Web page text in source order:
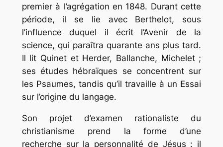
premier à l’agrégation en 1848. Durant cette
période, il se lie avec Berthelot, sous
l’influence duquel il écrit l’Avenir de la
science, qui paraîtra quarante ans plus tard.
Il lit Quinet et Herder, Ballanche, Michelet ;
ses études hébraïques se concentrent sur
les Psaumes, tandis qu’il travaille à un Essai
sur l’origine du langage.
Son projet d’examen rationaliste du
christianisme prend la forme d’une
recherche sur la personnalité de Jésus : il